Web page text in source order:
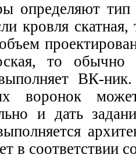
определяют тип
кровля
то обычно
ВК-
воронок
и дать
в соответствии